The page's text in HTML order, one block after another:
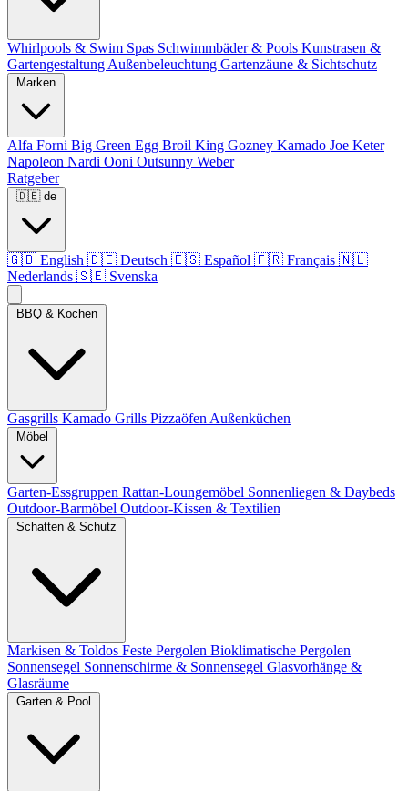
Whirlpools & Swim Spas Schwimmbäder & Pools Kunstrasen &
Gartengestaltung Außenbeleuchtung Gartenzäune & Sichtschutz
Alfa Forni Big Green Egg Broil King Gozney Kamado Joe Keter
Napoleon Nardi Ooni Outsunny Weber
Ratgeber
🇩🇪 de
🇬🇧 English 🇩🇪 Deutsch 🇪🇸 Español 🇫🇷 Français 🇳🇱
Nederlands 🇸🇪 Svenska
Gasgrills Kamado Grills Pizzaöfen Außenküchen
Garten-Essgruppen Rattan-Loungemöbel Sonnenliegen & Daybeds
Outdoor-Barmöbel Outdoor-Kissen & Textilien
Markisen & Toldos Feste Pergolen Bioklimatische Pergolen
Sonnensegel Sonnenschirme & Sonnensegel Glasvorhänge &
Glasräume